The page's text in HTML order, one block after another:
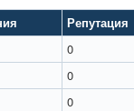
Репутация
0
0
0